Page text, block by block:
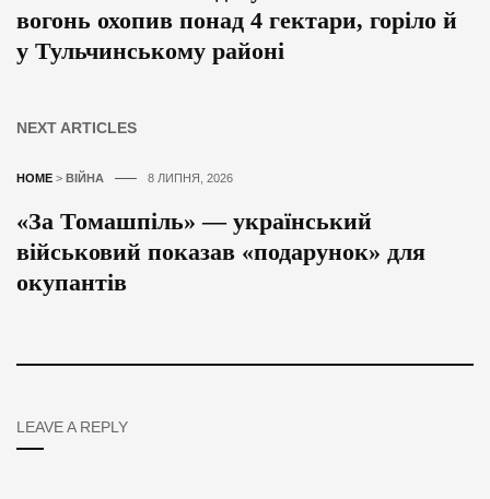
вогонь охопив понад 4 гектари, горіло й
у Тульчинському районі
NEXT ARTICLES
HOME > ВІЙНА 8 ЛИПНЯ, 2026
«За Томашпіль» — український
військовий показав «подарунок» для
окупантів
LEAVE A REPLY